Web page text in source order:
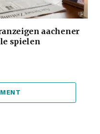
aachener
spielen